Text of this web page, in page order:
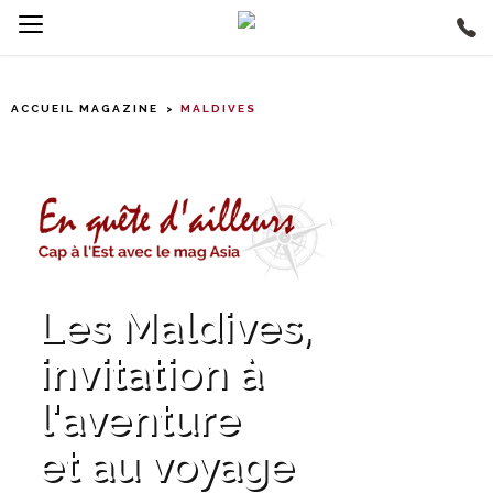
ACCUEIL MAGAZINE MALDIVES
Les Maldives,
invitation à
l'aventure
et au voyage